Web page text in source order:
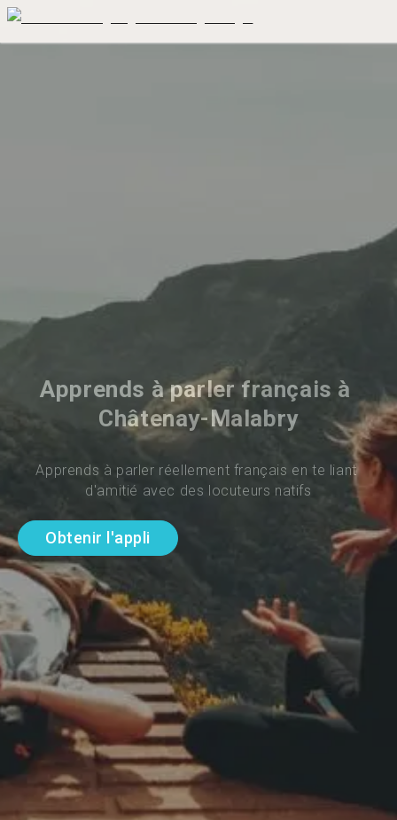
Apprends à parler français à
Châtenay-Malabry
Apprends à parler réellement français en te liant
d'amitié avec des locuteurs natifs
Obtenir l'appli